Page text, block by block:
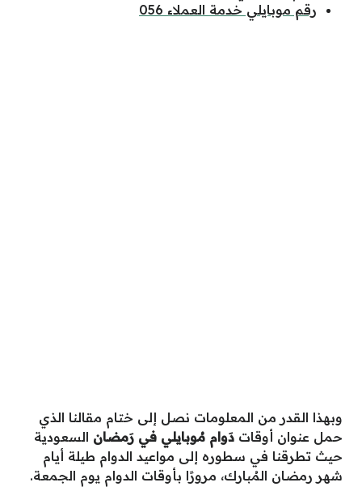
رقم موبايلي خدمة العملاء 056
وبهذا القدر من المعلومات نصل إلى ختام مقالنا الذي
حمل عنوان أوقات دَوام مُوبايلي في رَمضان السعودية
حيث تطرقنا في سطوره إلى مواعيد الدوام طيلة أيام
شهر رمضان المُبارك، مرورًا بأوقات الدوام يوم الجمعة.